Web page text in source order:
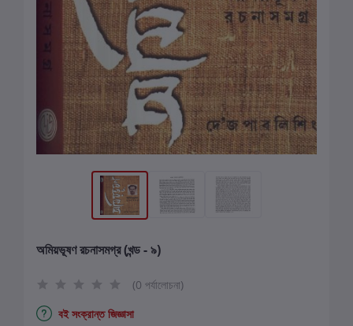
অমিয়ভূষণ রচনাসমগ্র (খন্ড - ৯)
(0 পর্যালোচনা)
বই সংক্রান্ত জিজ্ঞাসা